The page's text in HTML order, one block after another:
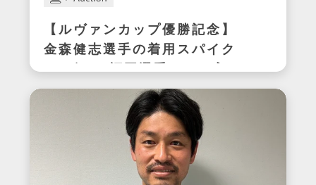
【ルヴァンカップ優勝記念】
金森健志選手の着用スパイク
(アビスパ福岡選手サイン入
り)